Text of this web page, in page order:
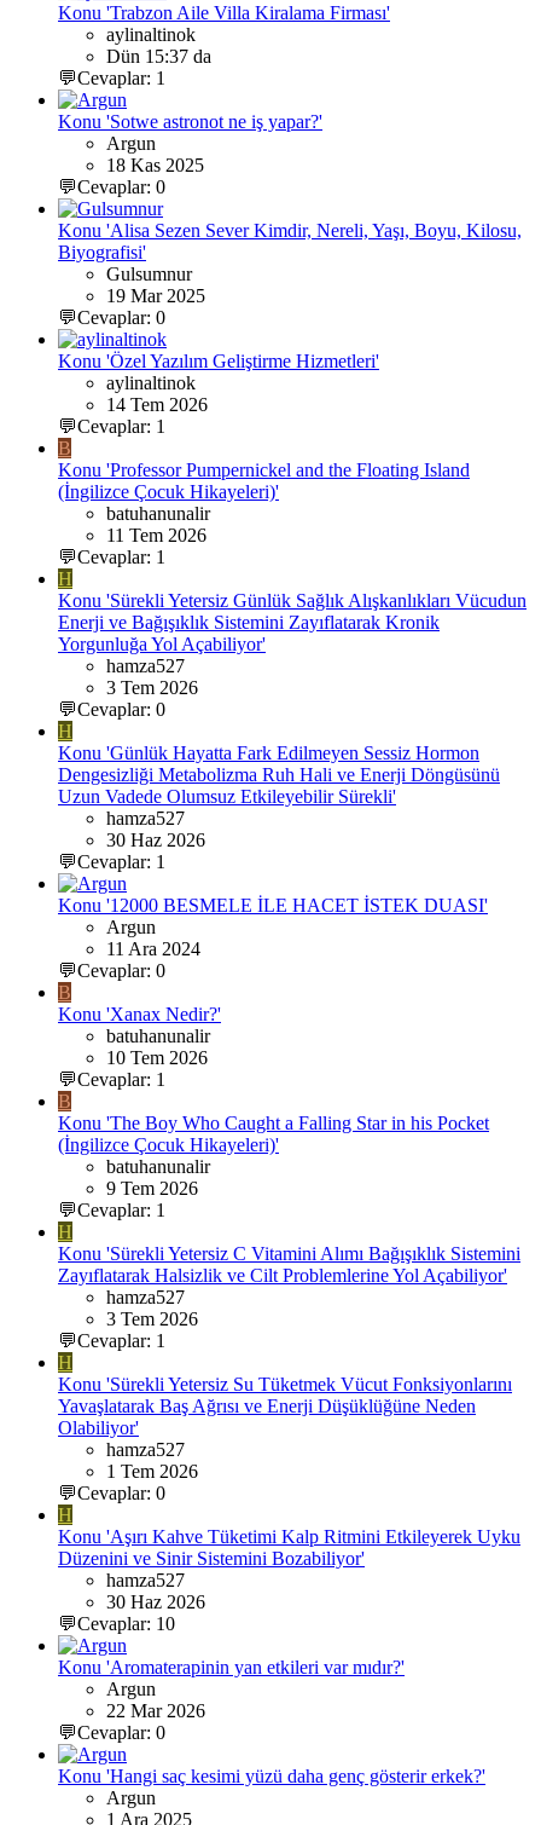
Konu 'Trabzon Aile Villa Kiralama Firması'
aylinaltinok
Dün 15:37 da
💬Cevaplar: 1
Konu 'Sotwe astronot ne iş yapar?'
Argun
18 Kas 2025
💬Cevaplar: 0
Konu 'Alisa Sezen Sever Kimdir, Nereli, Yaşı, Boyu, Kilosu,
Biyografisi'
Gulsumnur
19 Mar 2025
💬Cevaplar: 0
Konu 'Özel Yazılım Geliştirme Hizmetleri'
aylinaltinok
14 Tem 2026
💬Cevaplar: 1
B
Konu 'Professor Pumpernickel and the Floating Island
(İngilizce Çocuk Hikayeleri)'
batuhanunalir
11 Tem 2026
💬Cevaplar: 1
H
Konu 'Sürekli Yetersiz Günlük Sağlık Alışkanlıkları Vücudun
Enerji ve Bağışıklık Sistemini Zayıflatarak Kronik
Yorgunluğa Yol Açabiliyor'
hamza527
3 Tem 2026
💬Cevaplar: 0
H
Konu 'Günlük Hayatta Fark Edilmeyen Sessiz Hormon
Dengesizliği Metabolizma Ruh Hali ve Enerji Döngüsünü
Uzun Vadede Olumsuz Etkileyebilir Sürekli'
hamza527
30 Haz 2026
💬Cevaplar: 1
Konu '12000 BESMELE İLE HACET İSTEK DUASI'
Argun
11 Ara 2024
💬Cevaplar: 0
B
Konu 'Xanax Nedir?'
batuhanunalir
10 Tem 2026
💬Cevaplar: 1
B
Konu 'The Boy Who Caught a Falling Star in his Pocket
(İngilizce Çocuk Hikayeleri)'
batuhanunalir
9 Tem 2026
💬Cevaplar: 1
H
Konu 'Sürekli Yetersiz C Vitamini Alımı Bağışıklık Sistemini
Zayıflatarak Halsizlik ve Cilt Problemlerine Yol Açabiliyor'
hamza527
3 Tem 2026
💬Cevaplar: 1
H
Konu 'Sürekli Yetersiz Su Tüketmek Vücut Fonksiyonlarını
Yavaşlatarak Baş Ağrısı ve Enerji Düşüklüğüne Neden
Olabiliyor'
hamza527
1 Tem 2026
💬Cevaplar: 0
H
Konu 'Aşırı Kahve Tüketimi Kalp Ritmini Etkileyerek Uyku
Düzenini ve Sinir Sistemini Bozabiliyor'
hamza527
30 Haz 2026
💬Cevaplar: 10
Konu 'Aromaterapinin yan etkileri var mıdır?'
Argun
22 Mar 2026
💬Cevaplar: 0
Konu 'Hangi saç kesimi yüzü daha genç gösterir erkek?'
Argun
1 Ara 2025